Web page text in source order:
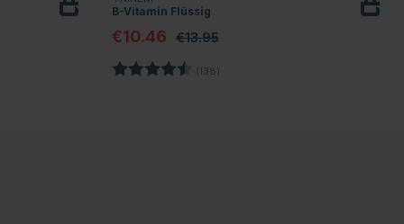
B-Vitamin Flüssig
€10.46 €13.95
Bewertung: (138)